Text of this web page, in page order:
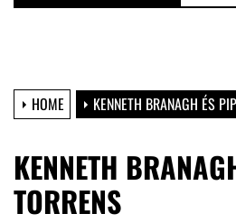
HOME KENNETH BRANAGH ÉS
KENNETH
TORRENS